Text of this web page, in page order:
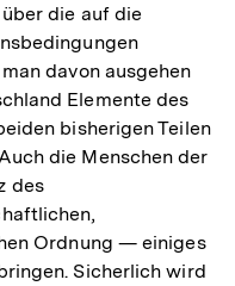
die auf die
davon ausgehen
Elemente des
bisherigen Teilen
die Menschen der
des
Ordnung — einiges
Sicherlich wird